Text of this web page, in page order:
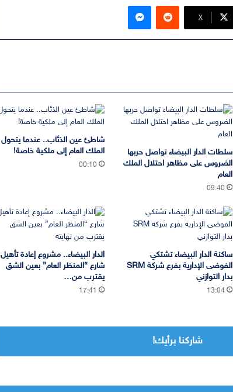
‫X
ماسنجر
سلطات الدار البيضاء تواصل حربها
الضروس على مظاهر احتلال الملك
العام
09:40
شاطئ عين الذئاب.. عندما يتحول
الملك العام إلى ملكية خاصة!
00:10
ساكنة الدار البيضاء تشتكي
الفوضى الإدارية بفرع شركة SRM
بدار التوازني
13:04
الدار البيضاء.. مشروع إعادة تأهيل
شارع “المنظر العام” بعين الشق
يقترب من…
17:41
شاركنا برأيك!